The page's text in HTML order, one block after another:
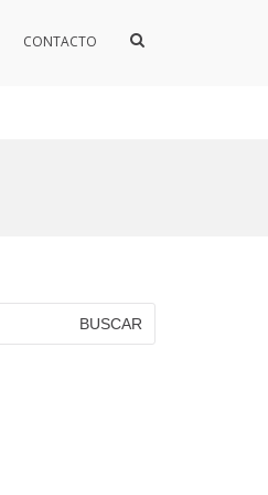
CONTACTO